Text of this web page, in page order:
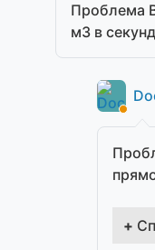
Проблема
м3 в